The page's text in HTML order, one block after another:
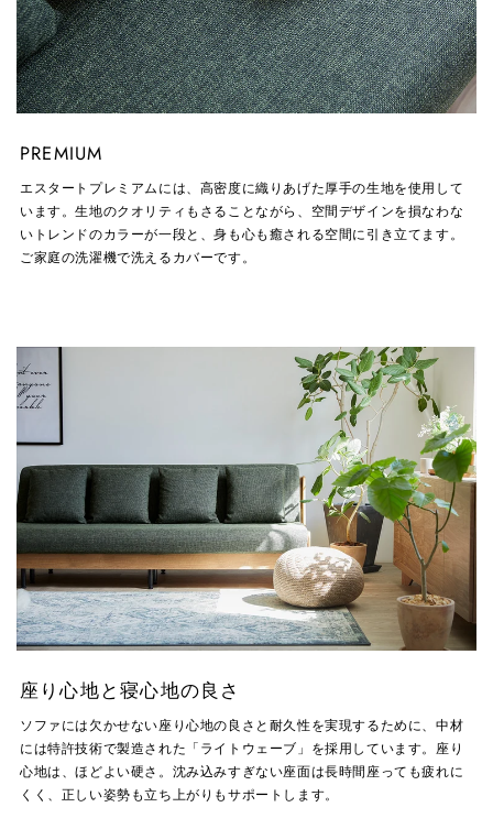
PREMIUM
エスタートプレミアムには、高密度に織りあげた厚手の生地を使用して
います。生地のクオリティもさることながら、空間デザインを損なわな
いトレンドのカラーが一段と、身も心も癒される空間に引き立てます。
ご家庭の洗濯機で洗えるカバーです。
座り心地と寝心地の良さ
ソファには欠かせない座り心地の良さと耐久性を実現するために、中材
には特許技術で製造された「ライトウェーブ」を採用しています。座り
心地は、ほどよい硬さ。沈み込みすぎない座面は長時間座っても疲れに
くく、正しい姿勢も立ち上がりもサポートします。